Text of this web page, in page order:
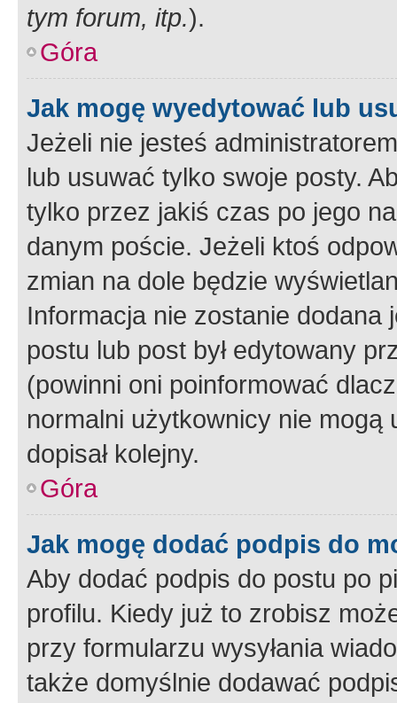
tym forum, itp.).
Góra
Jak mogę wyedytować lub
Jeżeli nie jesteś
lub usuwać tylko swoje posty.
tylko przez jakiś czas po jego
danym poście. Jeżeli ktoś
zmian na dole będzie
Informacja nie zostanie dodana
postu lub post był edytowany
(powinni oni poinformować
normalni użytkownicy nie
dopisał kolejny.
Góra
Jak mogę dodać podpis do
Aby dodać podpis do postu po
profilu. Kiedy już to zrobisz
przy formularzu wysyłania
także domyślnie dodawać